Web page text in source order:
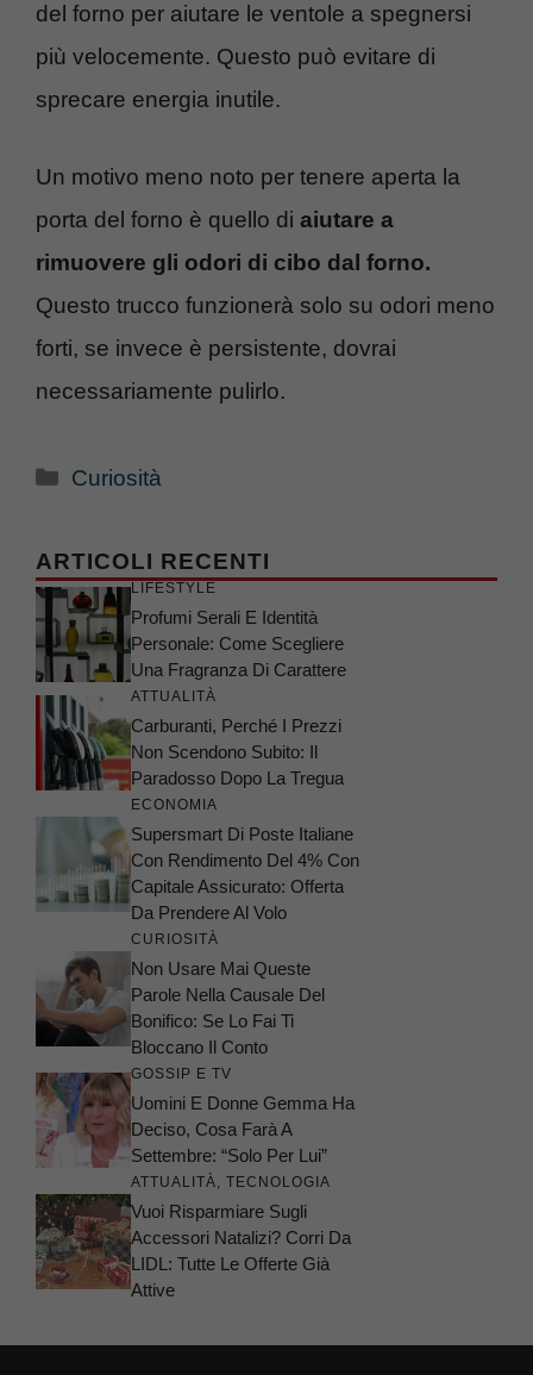
del forno per aiutare le ventole a spegnersi
più velocemente. Questo può evitare di
sprecare energia inutile.
Un motivo meno noto per tenere aperta la
porta del forno è quello di aiutare a
rimuovere gli odori di cibo dal forno.
Questo trucco funzionerà solo su odori meno
forti, se invece è persistente, dovrai
necessariamente pulirlo.
Categorie
Curiosità
ARTICOLI RECENTI
LIFESTYLE
Profumi Serali E Identità
Personale: Come Scegliere
Una Fragranza Di Carattere
ATTUALITÀ
Carburanti, Perché I Prezzi
Non Scendono Subito: Il
Paradosso Dopo La Tregua
ECONOMIA
Supersmart Di Poste Italiane
Con Rendimento Del 4% Con
Capitale Assicurato: Offerta
Da Prendere Al Volo
CURIOSITÀ
Non Usare Mai Queste
Parole Nella Causale Del
Bonifico: Se Lo Fai Ti
Bloccano Il Conto
GOSSIP E TV
Uomini E Donne Gemma Ha
Deciso, Cosa Farà A
Settembre: “Solo Per Lui”
ATTUALITÀ TECNOLOGIA
Vuoi Risparmiare Sugli
Accessori Natalizi? Corri Da
LIDL: Tutte Le Offerte Già
Attive